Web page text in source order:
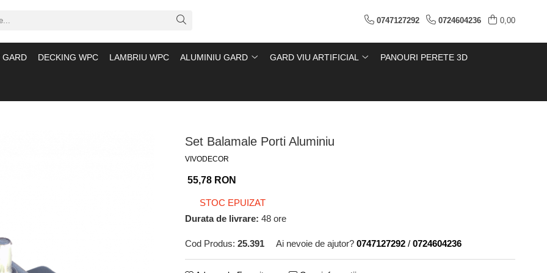
0747127292 0724604236 0,00
GARD DECKING WPC LAMBRIU WPC ALUMINIU GARD GARD VIU ARTIFICIAL PANOURI PERETE 3D
Set Balamale Porti Aluminiu
VIVODECOR
55,78 RON
STOC EPUIZAT
Durata de livrare: 48 ore
Cod Produs: 25.391 Ai nevoie de ajutor? 0747127292 / 0724604236